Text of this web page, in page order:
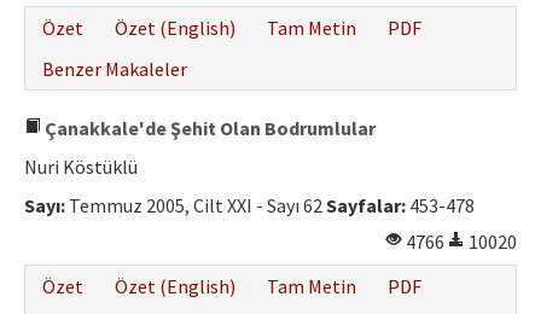
Özet
Özet (English) Tam Metin
PDF
Benzer Makaleler
Çanakkale'de Şehit Olan Bodrumlular
Nuri Köstüklü
Sayı: Temmuz 2005, Cilt XXI - Sayı 62Sayfalar: 453-478
4766
10020
Özet
Özet (English) Tam Metin
PDF